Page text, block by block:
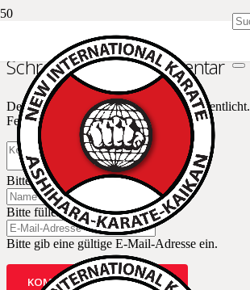
Schreibe einen Kommentar
Deine E-Mail-Adresse wird nicht veröffentlicht.
Felder sind mit*markiert
Bitte füllen Sie dieses Feld aus.
Bitte füllen Sie dieses Feld aus.
Bitte gib eine gültige E-Mail-Adresse ein.
KOMMENTAR ABSCHICKEN